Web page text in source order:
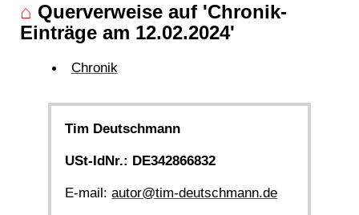
⌂ Querverweise auf 'Chronik-
Einträge am 12.02.2024'
Chronik
Tim Deutschmann
USt-IdNr.: DE342866832
E-mail:autor@tim-deutschmann.de